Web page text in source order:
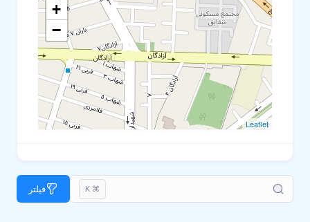
+
−
Leaflet
⌘ K فیلتر